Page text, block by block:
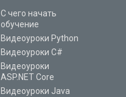
С чего начать
обучение
Видеоуроки Python
Видеоуроки C#
Видеоуроки
ASP.NET Core
Видеоуроки Java